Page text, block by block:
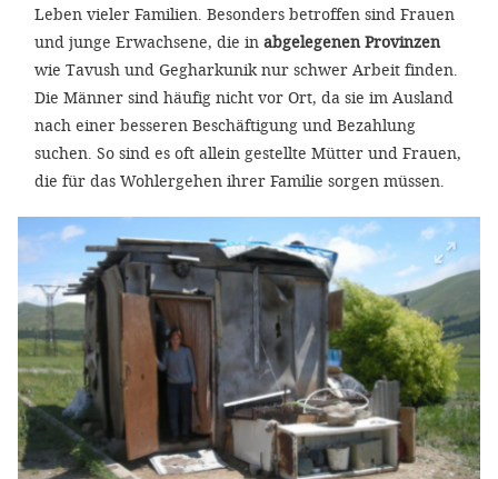
Leben vieler Familien. Besonders betroffen sind Frauen
und junge Erwachsene, die in abgelegenen Provinzen
wie Tavush und Gegharkunik nur schwer Arbeit finden.
Die Männer sind häufig nicht vor Ort, da sie im Ausland
nach einer besseren Beschäftigung und Bezahlung
suchen. So sind es oft allein gestellte Mütter und Frauen,
die für das Wohlergehen ihrer Familie sorgen müssen.